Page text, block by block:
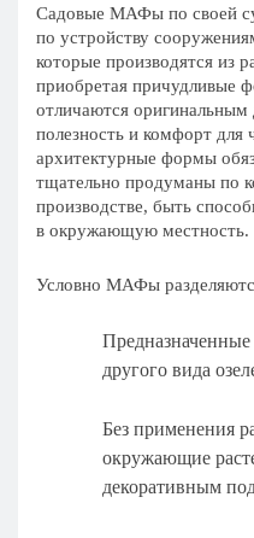
Садовые МАФы по своей
по устройству
которые производятся из
приобретая причудливые
отличаются оригинальным
полезность и комфорт
архитектурные формы
тщательно продуманы по
производстве, быть
в окружающую местность.
Условно МАФы
Предназначенные
другого вида
Без применения
окружающие
декоративным